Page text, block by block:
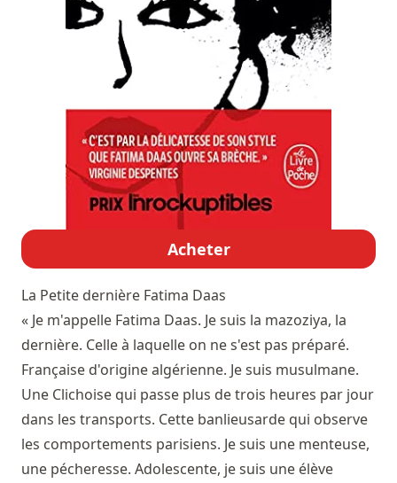
Acheter
La Petite dernière Fatima Daas
« Je m'appelle Fatima Daas. Je suis la mazoziya, la
dernière. Celle à laquelle on ne s'est pas préparé.
Française d'origine algérienne. Je suis musulmane.
Une Clichoise qui passe plus de trois heures par jour
dans les transports. Cette banlieusarde qui observe
les comportements parisiens. Je suis une menteuse,
une pécheresse. Adolescente, je suis une élève